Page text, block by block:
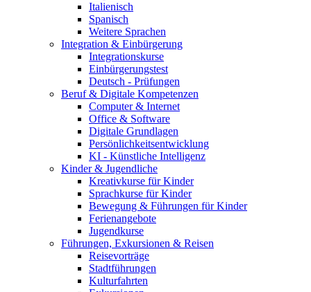
Italienisch
Spanisch
Weitere Sprachen
Integration & Einbürgerung
Integrationskurse
Einbürgerungstest
Deutsch - Prüfungen
Beruf & Digitale Kompetenzen
Computer & Internet
Office & Software
Digitale Grundlagen
Persönlichkeitsentwicklung
KI - Künstliche Intelligenz
Kinder & Jugendliche
Kreativkurse für Kinder
Sprachkurse für Kinder
Bewegung & Führungen für Kinder
Ferienangebote
Jugendkurse
Führungen, Exkursionen & Reisen
Reisevorträge
Stadtführungen
Kulturfahrten